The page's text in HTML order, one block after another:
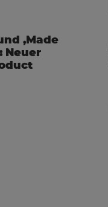
‚Made
Neuer